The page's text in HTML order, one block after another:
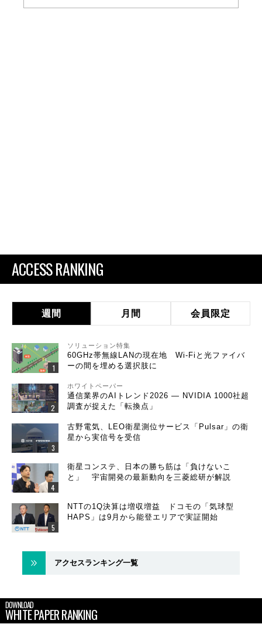
ACCESS RANKING
週間 月間 会員限定
ソリューション特集
60GHz帯無線LANの現在地 Wi-Fiと光ファイバ
ーの間を埋める選択肢に
ホワイトペーパー
通信業界のAIトレンド2026 ― NVIDIA 1000社超
調査が捉えた「転換点」
古野電気、LEO衛星測位サービス「Pulsar」の衛
星から実信号を受信
衛星コンステ、日本の勝ち筋は「負けないこ
と」 宇宙開発の最新動向を三菱総研が解説
NTTの1Q決算は増収増益 ドコモの「気球型
HAPS」は9月から能登エリアで実証開始
アクセスランキング一覧
DOWNLOAD
WHITE PAPER RANKING